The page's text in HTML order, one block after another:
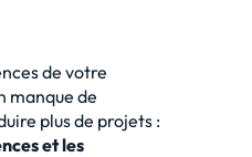
de votre
manque de
plus de projets :
et les